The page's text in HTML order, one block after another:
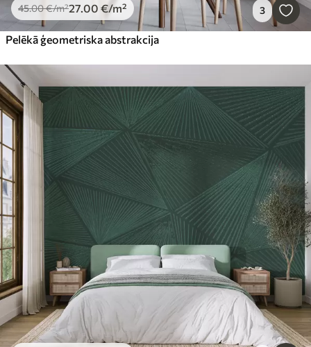
45.00€/m²27.00 €/m² 3
Pelēkā ģeometriska abstrakcija